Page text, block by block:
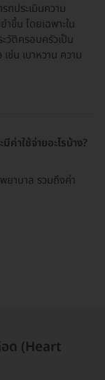
ถประเมินความ
ขึ้น โดยเฉพาะใน
วัติครอบครัวเป็น
ช่น เบาหวาน ความ
าใช้จ่ายอะไรบ้าง?
ยาบาล รวมถึงค่า
อด (Heart